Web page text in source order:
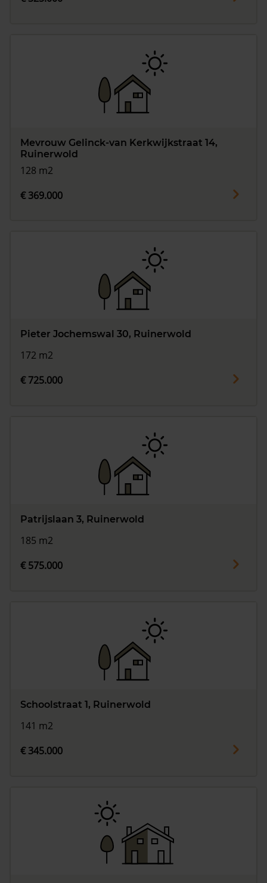
Mevrouw Gelinck-van Kerkwijkstraat 14,
Ruinerwold
128 m2
€ 369.000
Pieter Jochemswal 30, Ruinerwold
172 m2
€ 725.000
Patrijslaan 3, Ruinerwold
185 m2
€ 575.000
Schoolstraat 1, Ruinerwold
141 m2
€ 345.000